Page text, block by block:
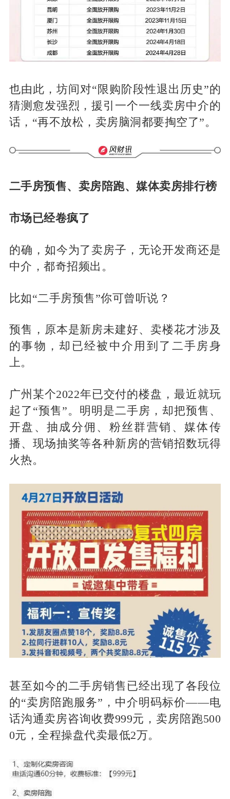
也由此，坊间对“限购阶段性退出历史”的
猜测愈发强烈，援引一个一线卖房中介的
话，“再不放松，卖房脑洞都要掏空了”。
二手房预售、卖房陪跑、媒体卖房排行榜
市场已经卷疯了
的确，如今为了卖房子，无论开发商还是
中介，都奇招频出。
比如“二手房预售”你可曾听说？
预售，原本是新房未建好、卖楼花才涉及
的事物，却已经被中介用到了二手房身
上。
广州某个2022年已交付的楼盘，最近就玩
起了“预售”。明明是二手房，却把预售、
开盘、抽成分佣、粉丝群营销、媒体传
播、现场抽奖等各种新房的营销招数玩得
火热。
甚至如今的二手房销售已经出现了各段位
的“卖房陪跑服务”，中介明码标价——电
话沟通卖房咨询收费999元，卖房陪跑500
0元，全程操盘代卖最低2万。